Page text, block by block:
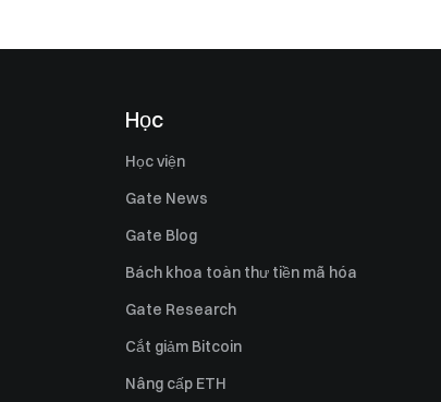
Học
Học viện
Gate News
Gate Blog
Bách khoa toàn thư tiền mã hóa
Gate Research
Cắt giảm Bitcoin
Nâng cấp ETH